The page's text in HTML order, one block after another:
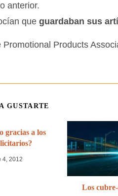
anterior.
que guardaban sus
Promotional Products
GUSTARTE
gracias a los
4, 2012
Los